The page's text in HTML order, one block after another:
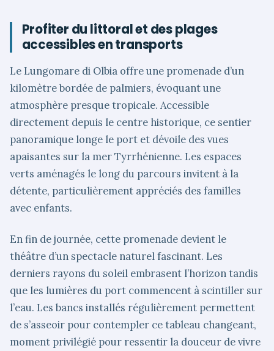
Profiter du littoral et des plages
accessibles en transports
Le Lungomare di Olbia offre une promenade d’un
kilomètre bordée de palmiers, évoquant une
atmosphère presque tropicale. Accessible
directement depuis le centre historique, ce sentier
panoramique longe le port et dévoile des vues
apaisantes sur la mer Tyrrhénienne. Les espaces
verts aménagés le long du parcours invitent à la
détente, particulièrement appréciés des familles
avec enfants.
En fin de journée, cette promenade devient le
théâtre d’un spectacle naturel fascinant. Les
derniers rayons du soleil embrasent l’horizon tandis
que les lumières du port commencent à scintiller sur
l’eau. Les bancs installés régulièrement permettent
de s’asseoir pour contempler ce tableau changeant,
moment privilégié pour ressentir la douceur de vivre